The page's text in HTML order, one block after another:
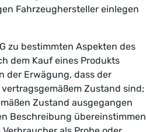
Fahrzeughersteller einlegen
zu bestimmten Aspekten des
dem Kauf eines Produkts
der Erwägung, dass der
Zustand sind;
Zustand ausgegangen
Beschreibung übereinstimmen